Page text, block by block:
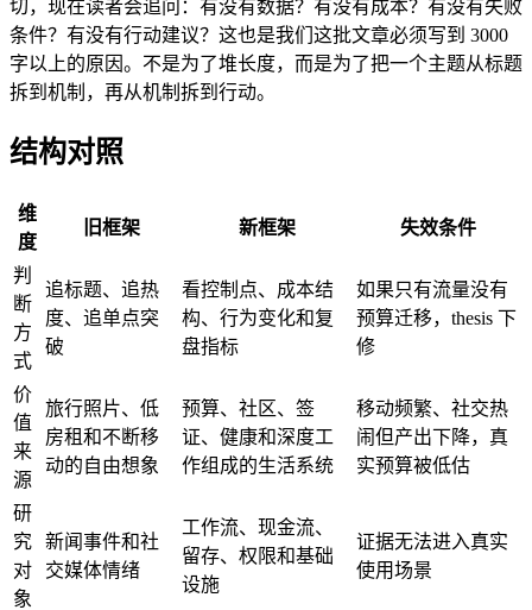
切，现在读者会追问：有没有数据？有没有成本？有没有失败
条件？有没有行动建议？这也是我们这批文章必须写到 3000
字以上的原因。不是为了堆长度，而是为了把一个主题从标题
拆到机制，再从机制拆到行动。
结构对照
维
度
旧框架 新框架 失效条件
判
断
方
式
追标题、追热
度、追单点突
破
看控制点、成本结
构、行为变化和复
盘指标
如果只有流量没有
预算迁移，thesis 下
修
价
值
来
源
旅行照片、低
房租和不断移
动的自由想象
预算、社区、签
证、健康和深度工
作组成的生活系统
移动频繁、社交热
闹但产出下降，真
实预算被低估
研
究
对
象
新闻事件和社
交媒体情绪
工作流、现金流、
留存、权限和基础
设施
证据无法进入真实
使用场景